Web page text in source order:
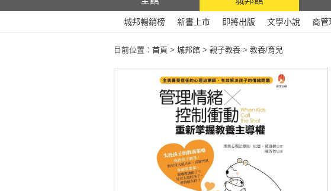
城邦暢銷榜 新書上市 即將出版 文學小說 商管
目前位置： 首頁 > 城邦館 > 親子教養 > 教養/育兒